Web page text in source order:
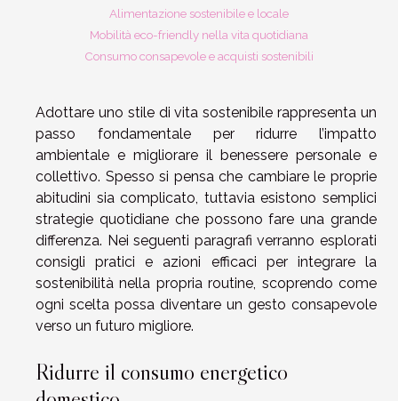
Alimentazione sostenibile e locale
Mobilità eco-friendly nella vita quotidiana
Consumo consapevole e acquisti sostenibili
Adottare uno stile di vita sostenibile rappresenta un
passo fondamentale per ridurre l’impatto
ambientale e migliorare il benessere personale e
collettivo. Spesso si pensa che cambiare le proprie
abitudini sia complicato, tuttavia esistono semplici
strategie quotidiane che possono fare una grande
differenza. Nei seguenti paragrafi verranno esplorati
consigli pratici e azioni efficaci per integrare la
sostenibilità nella propria routine, scoprendo come
ogni scelta possa diventare un gesto consapevole
verso un futuro migliore.
Ridurre il consumo energetico